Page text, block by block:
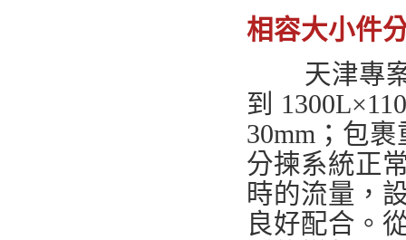
相容大小件
天津專
到
30mm；包
分揀系統正
時的流量，
良好配合。